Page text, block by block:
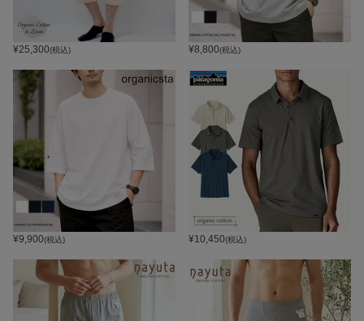
¥25,300(税込) ¥8,800(税込)
¥9,900(税込) ¥10,450(税込)